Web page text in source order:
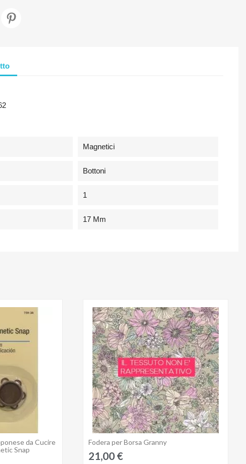
Magnetici
Bottoni
1
17 Mm
da Cucire
Snap
Anteprima
Fodera per Borsa Granny
21,00 €